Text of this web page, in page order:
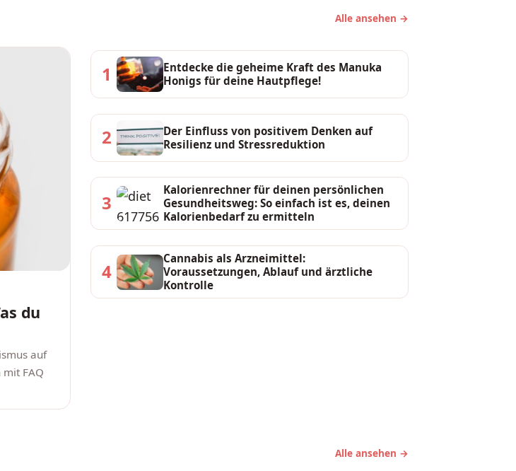
Alle ansehen →
du
auf
FAQ
1
Entdecke die geheime Kraft des Manuka
Honigs für deine Hautpflege!
2
Der Einfluss von positivem Denken auf
Resilienz und Stressreduktion
3
Kalorienrechner für deinen persönlichen
Gesundheitsweg: So einfach ist es, deinen
Kalorienbedarf zu ermitteln
4
Cannabis als Arzneimittel:
Voraussetzungen, Ablauf und ärztliche
Kontrolle
Alle ansehen →